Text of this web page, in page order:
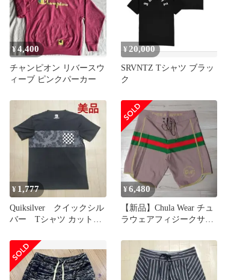
¥4,400
チャンピオン リバースウ
ィーブ ピンクパーカー
¥ 20,000
SRVNTZ Tシャツ ブラッ
ク
¥ 1,777
Quiksilver クイックシル
バー Tシャツ カットソ
¥6,480
【新品】Chula Wear チュ
ラウェアフィジークサー